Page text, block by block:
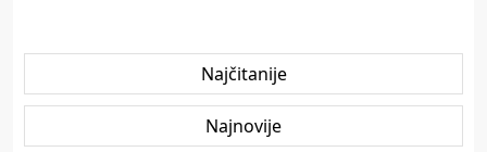
Najčitanije
Najnovije